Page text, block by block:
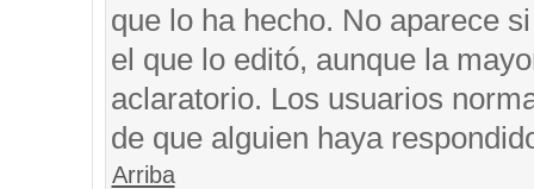
que lo ha hecho. No aparece
el que lo editó, aunque la
aclaratorio. Los usuarios
de que alguien haya
Arriba